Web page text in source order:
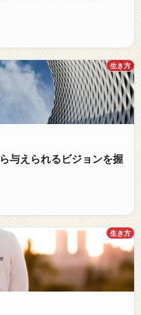
生き方
与えられるビジョンを握
生き方